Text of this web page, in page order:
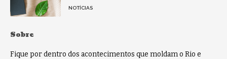
NOTÍCIAS
Sobre
Fique por dentro dos acontecimentos que moldam o Rio e